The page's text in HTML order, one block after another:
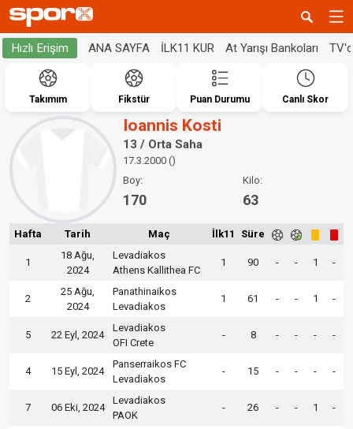
Hızlı Erişim ANA SAYFA İLK11 KUR At Yarışı Bankoları
Takımım Fikstür Puan Durumu Canlı Skor
Ioannis Kosti
13 / Orta Saha
17.3.2000 ()
Boy:
170
Kilo:
63
Hafta Tarih Maç İlk11 Süre
1
18 Ağu,
2024
Levadiakos
Athens Kallithea FC
1 90 - - 1 -
2
25 Ağu,
2024
Panathinaikos
Levadiakos
1 61 - - 1 -
5 22 Eyl, 2024
Levadiakos
OFI Crete
- 8 - - - -
4 15 Eyl, 2024
Panserraikos FC
Levadiakos
- 15 - - - -
7 06 Eki, 2024
Levadiakos
PAOK
- 26 - - 1 -